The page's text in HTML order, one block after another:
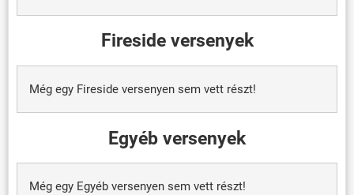
Fireside versenyek
Még egy Fireside versenyen sem vett részt!
Egyéb versenyek
Még egy Egyéb versenyen sem vett részt!